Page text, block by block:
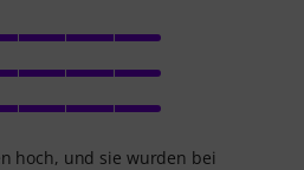
hoch, und sie wurden bei